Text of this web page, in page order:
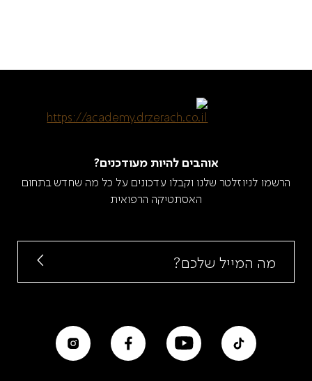
אוהבים להיות מעודכנים?
הרשמו לניוזלטר שלנו וקבלו עדכונים על כל מה שחדש בתחום
האסתטיקה הרפואית